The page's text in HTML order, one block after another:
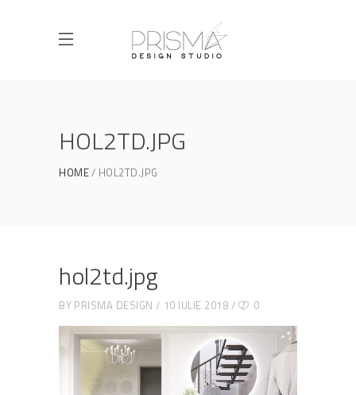
HOL2TD.JPG
HOME HOL2TD.JPG
hol2td.jpg
BY PRISMA DESIGN 10 IULIE 2018 0